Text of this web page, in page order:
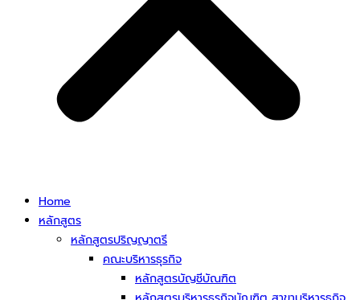
Home
หลักสูตร
หลักสูตรปริญญาตรี
คณะบริหารธุรกิจ
หลักสูตรบัญชีบัณฑิต